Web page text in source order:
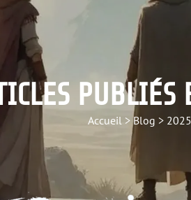
Accueil > Blog > 2025